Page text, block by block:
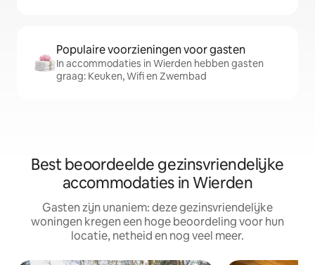
Populaire voorzieningen voor gasten
In accommodaties in Wierden hebben gasten
graag: Keuken, Wifi en Zwembad
Best beoordeelde gezinsvriendelijke
accommodaties in Wierden
Gasten zijn unaniem: deze gezinsvriendelijke
woningen kregen een hoge beoordeling voor hun
locatie, netheid en nog veel meer.